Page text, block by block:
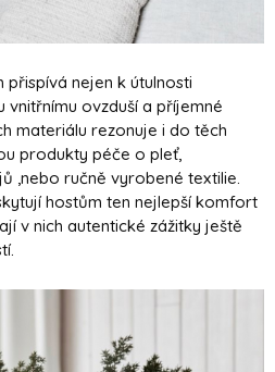
nejen k útulnosti
ovzduší a příjemné
materiálu rezonuje i do těch
produkty péče o pleť,
,nebo ručně vyrobené textilie.
hostům ten nejlepší komfort
v nich autentické zážitky ještě